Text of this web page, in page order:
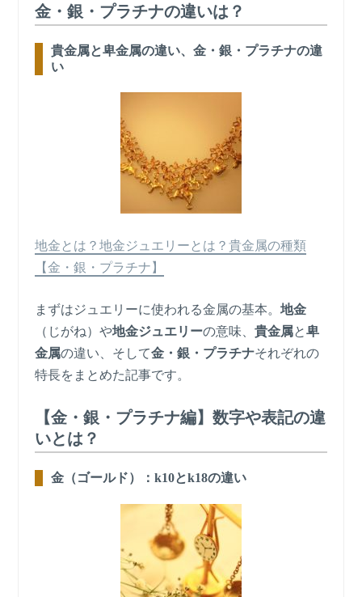
金・銀・プラチナの違いは？
貴金属と卑金属の違い、金・銀・プラチナの違
い
地金とは？地金ジュエリーとは？貴金属の種類
【金・銀・プラチナ】
まずはジュエリーに使われる金属の基本。地金
（じがね）や地金ジュエリーの意味、貴金属と卑
金属の違い、そして金・銀・プラチナそれぞれの
特長をまとめた記事です。
【金・銀・プラチナ編】数字や表記の違
いとは？
金（ゴールド）：k10とk18の違い